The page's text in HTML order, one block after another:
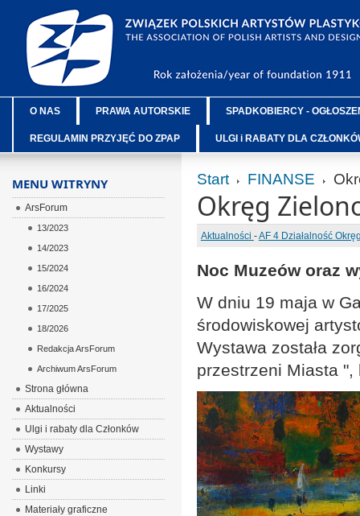
O NAS PRAWA AUTORSKIE SPADKOBIERCY -
REGULAMIN PRZYJĘĆ DO ZPAP ULGI i RABATY DLA
Start FINANSE
Okręg
Aktualności -AF 4 Działalność
Noc Muzeów oraz
W dniu 19 maja w
środowiskowej
Wystawa została
przestrzeni Miasta
MENU WITRYNY
ArsForum
13/2023
14/2023
15/2024
16/2024
17/2025
18/2026
Redakcja ArsForum
Archiwum ArsForum
Strona główna
Aktualności
Ulgi i rabaty dla Członków
Wystawy
Konkursy
Linki
Materiały graficzne